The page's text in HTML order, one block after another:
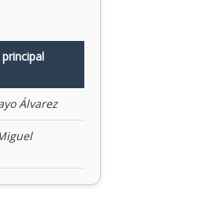
Álvarez